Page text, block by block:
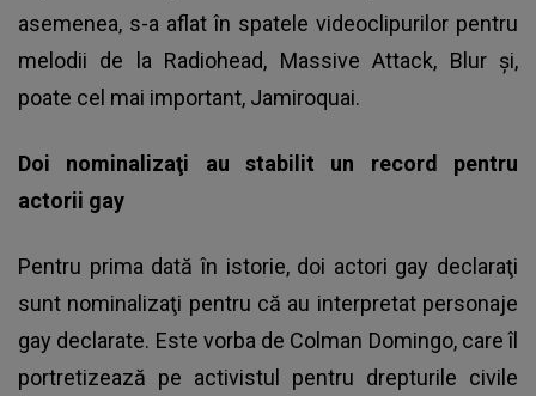
asemenea, s-a aflat în spatele videoclipurilor pentru
melodii de la Radiohead, Massive Attack, Blur şi,
poate cel mai important, Jamiroquai.
Doi nominalizaţi au stabilit un record pentru
actorii gay
Pentru prima dată în istorie, doi actori gay declaraţi
sunt nominalizaţi pentru că au interpretat personaje
gay declarate. Este vorba de Colman Domingo, care îl
portretizează pe activistul pentru drepturile civile